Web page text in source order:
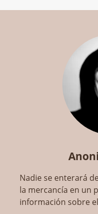
Nadie se enterará
la mercancía en un
información sobre